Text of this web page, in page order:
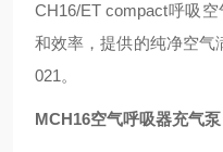
CH16/ET compact呼吸
和效率，提供的纯净空气
021。
MCH16空气呼吸器充气泵